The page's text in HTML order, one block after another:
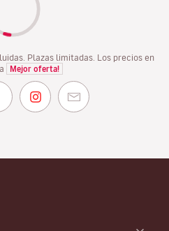
Plazas limitadas. Los precios en
Mejor oferta!